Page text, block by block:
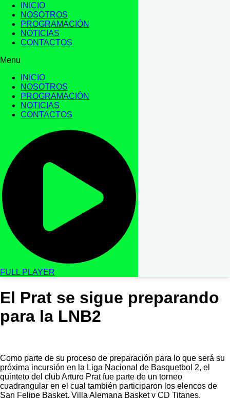
INICIO
NOSOTROS
PROGRAMACIÓN
NOTICIAS
CONTACTOS
Menu
INICIO
NOSOTROS
PROGRAMACIÓN
NOTICIAS
CONTACTOS
FULL PLAYER
El Prat se sigue preparando
para la LNB2
Como parte de su proceso de preparación para lo que será su
próxima incursión en la Liga Nacional de Basquetbol 2, el
quinteto del club Arturo Prat fue parte de un torneo
cuadrangular en el cual también participaron los elencos de
San Felipe Basket, Villa Alemana Basket y CD Titanes.